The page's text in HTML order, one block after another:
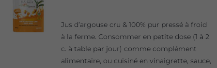
Jus d’argouse cru & 100% pur pressé à froid
à la ferme. Consommer en petite dose (1 à 2
c. à table par jour) comme complément
alimentaire, ou cuisiné en vinaigrette, sauce,